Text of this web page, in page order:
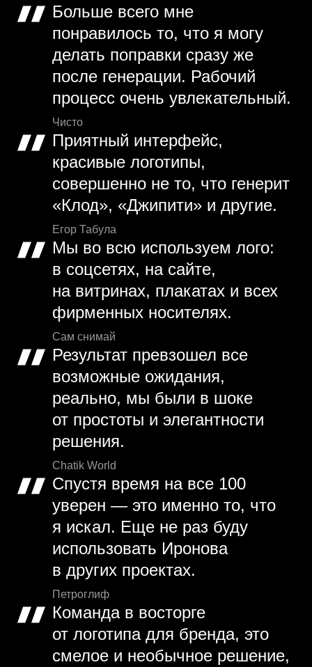
Больше всего мне
понравилось то, что я могу
делать поправки сразу же
после генерации. Рабочий
процесс очень увлекательный.
Чисто
Приятный интерфейс,
красивые логотипы,
совершенно не то, что генерит
«Клод», «Джипити» и другие.
Егор Табула
Мы во всю используем лого:
в соцсетях, на сайте,
на витринах, плакатах и всех
фирменных носителях.
Сам снимай
Результат превзошел все
возможные ожидания,
реально, мы были в шоке
от простоты и элегантности
решения.
Chatik World
Спустя время на все 100
уверен — это именно то, что
я искал. Еще не раз буду
использовать Иронова
в других проектах.
Петроглиф
Команда в восторге
от логотипа для бренда, это
смелое и необычное решение,